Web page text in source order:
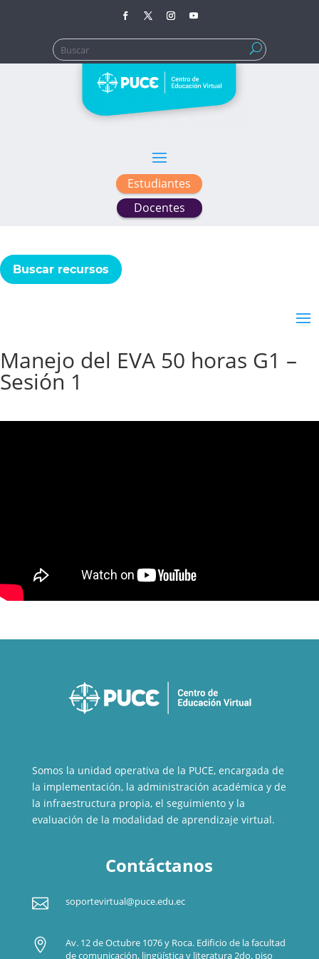
Buscar:
Estudiantes
Docentes
Buscar recursos
Manejo del EVA 50 horas G1 –
Sesión 1
Somos la unidad operativa de la PUCE, encargada de
la implementación, la administración académica y de
la infraestructura propia, el seguimiento y la
evaluación de la modalidad de aprendizaje virtual.
Contáctanos
 soportevirtual@puce.edu.ec

Av. 12 de Octubre 1076 y Roca. Edificio de la facultad
de comunicación, lingüística y literatura 2do. piso